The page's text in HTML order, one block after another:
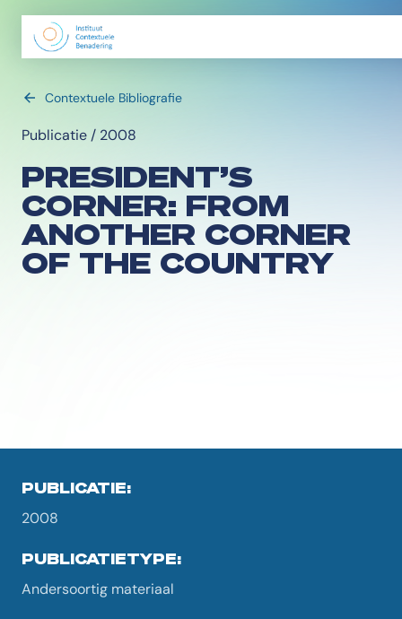
Contextuele Bibliografie
Publicatie / 2008
PRESIDENT’S
CORNER: FROM
ANOTHER CORNER
OF THE COUNTRY
PUBLICATIE:
2008
PUBLICATIETYPE:
Andersoortig materiaal